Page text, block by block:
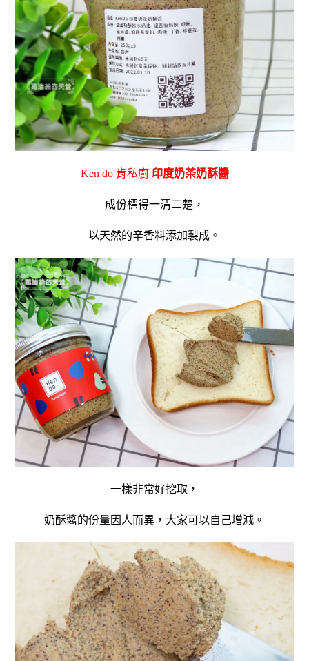
Ken do 肯私廚 印度奶茶奶酥醬
成份標得一清二楚，
以天然的辛香料添加製成。
一樣非常好挖取，
奶酥醬的份量因人而異，大家可以自己增減。